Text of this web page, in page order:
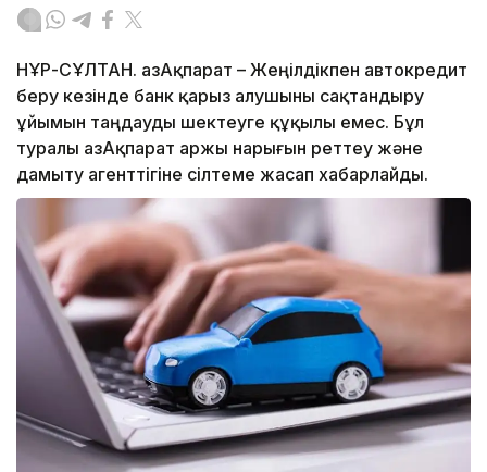
НҰР-СҰЛТАН. ҚазАқпарат – Жеңілдікпен автокредит
беру кезінде банк қарыз алушыны сақтандыру
ұйымын таңдауды шектеуге құқылы емес. Бұл
туралы ҚазАқпарат Қаржы нарығын реттеу және
дамыту агенттігіне сілтеме жасап хабарлайды.